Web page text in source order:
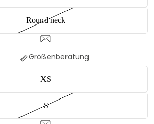
Round neck
Größenberatung
XS
S